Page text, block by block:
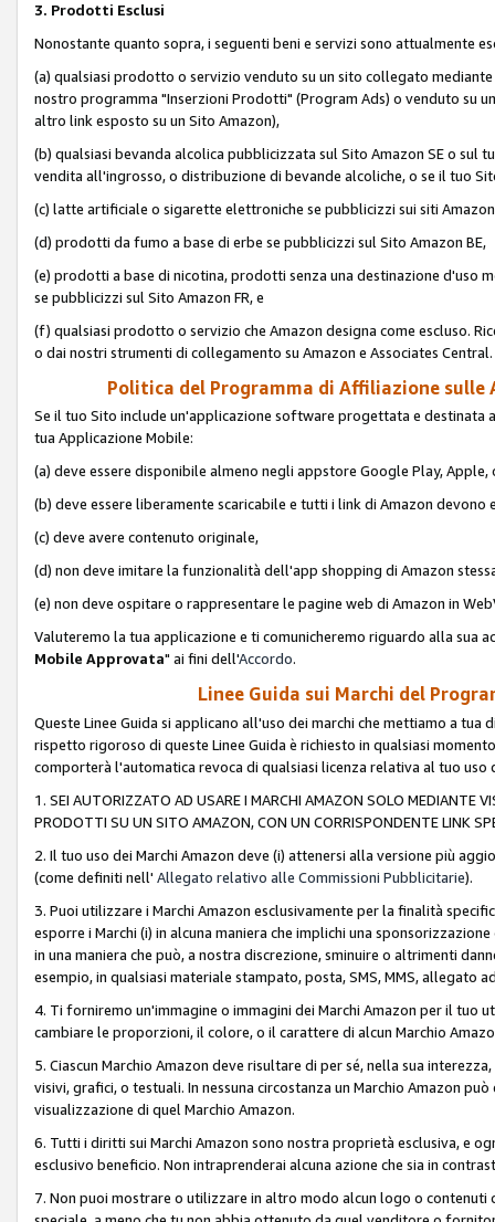
3. Prodotti Esclusi
Nonostante quanto sopra, i seguenti beni e servizi sono attualmente
(a) qualsiasi prodotto o servizio venduto su un sito collegato
nostro programma "Inserzioni Prodotti" (Program Ads) o venduto su
altro link esposto su un Sito Amazon),
(b) qualsiasi bevanda alcolica pubblicizzata sul Sito Amazon SE o sul
vendita all'ingrosso, o distribuzione di bevande alcoliche, o se il tuo
(c) latte artificiale o sigarette elettroniche se pubblicizzi sui siti Amazon
(d) prodotti da fumo a base di erbe se pubblicizzi sul Sito Amazon BE,
(e) prodotti a base di nicotina, prodotti senza una destinazione d'uso
se pubblicizzi sul Sito Amazon FR, e
(f) qualsiasi prodotto o servizio che Amazon designa come escluso.
o dai nostri strumenti di collegamento su Amazon e Associates Central.
Politica del Programma di Affiliazione
Se il tuo Sito include un'applicazione software progettata e
tua Applicazione Mobile:
(a) deve essere disponibile almeno negli appstore Google Play, Apple,
(b) deve essere liberamente scaricabile e tutti i link di Amazon devono
(c) deve avere contenuto originale,
(d) non deve imitare la funzionalità dell'app shopping di Amazon
(e) non deve ospitare o rappresentare le pagine web di Amazon in
Valuteremo la tua applicazione e ti comunicheremo riguardo alla sua
Mobile Approvata" ai fini dell'Accordo.
Linee Guida sui Marchi del
Queste Linee Guida si applicano all'uso dei marchi che mettiamo a
rispetto rigoroso di queste Linee Guida è richiesto in qualsiasi
comporterà l'automatica revoca di qualsiasi licenza relativa al tuo uso
1. SEI AUTORIZZATO AD USARE I MARCHI AMAZON SOLO MEDIANTE
PRODOTTI SU UN SITO AMAZON, CON UN CORRISPONDENTE LINK
2. Il tuo uso dei Marchi Amazon deve (i) attenersi alla versione più
(come definiti nell' Allegato relativo alle Commissioni Pubblicitarie).
3. Puoi utilizzare i Marchi Amazon esclusivamente per la finalità
esporre i Marchi (i) in alcuna maniera che implichi una
in una maniera che può, a nostra discrezione, sminuire o altrimenti
esempio, in qualsiasi materiale stampato, posta, SMS, MMS,
4. Ti forniremo un'immagine o immagini dei Marchi Amazon per il tuo
cambiare le proporzioni, il colore, o il carattere di alcun Marchio
5. Ciascun Marchio Amazon deve risultare di per sé, nella sua
visivi, grafici, o testuali. In nessuna circostanza un Marchio Amazon
visualizzazione di quel Marchio Amazon.
6. Tutti i diritti sui Marchi Amazon sono nostra proprietà esclusiva, e
esclusivo beneficio. Non intraprenderai alcuna azione che sia in
7. Non puoi mostrare o utilizzare in altro modo alcun logo o